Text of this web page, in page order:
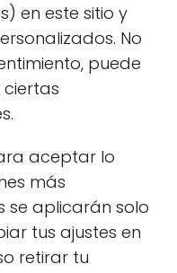
en este sitio y
No
puede
aceptar lo
más
se aplicarán solo
tus ajustes en
retirar tu
autóctonas,
de la
de manera
ofreciendo una
los ambientes
Requieren
químicas, lo que